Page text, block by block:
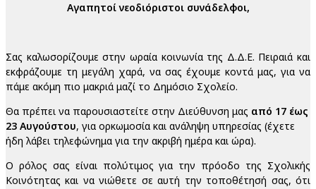
Αγαπητοί νεοδιόριστοι συνάδελφοι,
Σας καλωσορίζουμε στην ωραία κοινωνία της Δ.Δ.Ε. Πειραιά και
εκφράζουμε τη μεγάλη χαρά, να σας έχουμε κοντά μας, για να
πάμε ακόμη πιο μακριά μαζί το Δημόσιο Σχολείο.
Θα πρέπει να παρουσιαστείτε στην Διεύθυνση μας από 17 έως
23 Αυγούστου, για ορκωμοσία και ανάληψη υπηρεσίας (έχετε
ήδη λάβει τηλεφώνημα για την ακριβή ημέρα και ώρα).
Ο ρόλος σας είναι πολύτιμος για την πρόοδο της Σχολικής
Κοινότητας και να νιώθετε σε αυτή την τοποθέτησή σας, ότι